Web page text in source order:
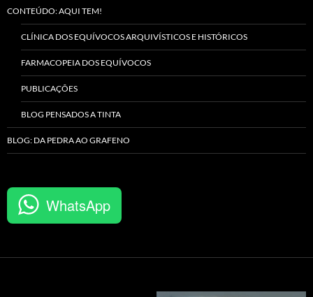
CONTEÚDO: AQUI TEM!
CLÍNICA DOS EQUÍVOCOS ARQUIVÍSTICOS E HISTÓRICOS
FARMACOPEIA DOS EQUÍVOCOS
PUBLICAÇÕES
BLOG PENSADOS A TINTA
BLOG: DA PEDRA AO GRAFENO
WhatsApp